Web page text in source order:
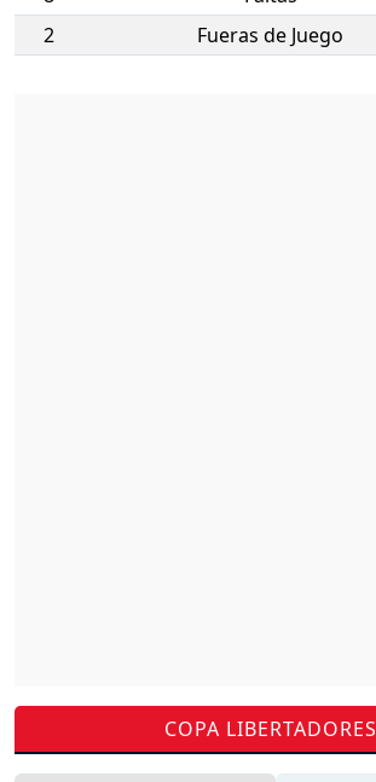
2
Fueras de Juego
COPA LIBERTADORES